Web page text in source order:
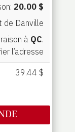
20.00 $
de Danville
à QC.
l’adresse
39.44 $